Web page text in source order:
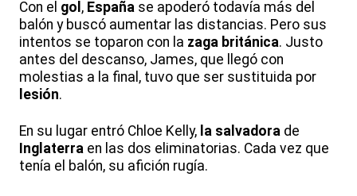
Con el gol , España se apoderó todavía más del
balón y buscó aumentar las distancias. Pero sus
intentos se toparon con la zaga británica. Justo
antes del descanso, James, que llegó con
molestias a la final, tuvo que ser sustituida por
lesión.
En su lugar entró Chloe Kelly, la salvadora de
Inglaterra en las dos eliminatorias. Cada vez que
tenía el balón, su afición rugía.